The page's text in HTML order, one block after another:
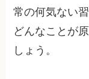
常の何気ない
どんなことが
しょう。